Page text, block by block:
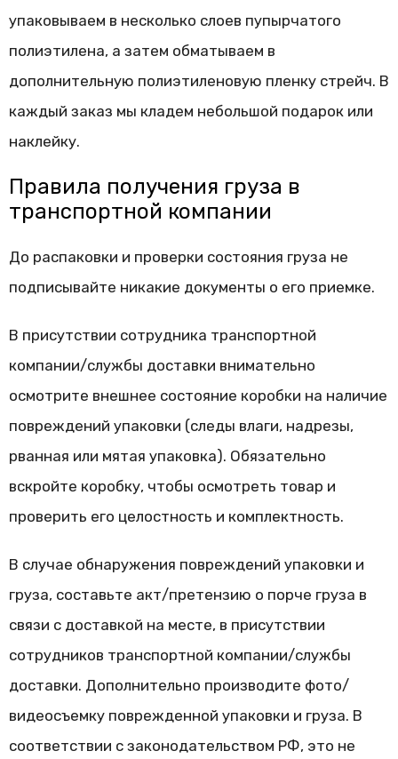
упаковываем в несколько слоев пупырчатого
полиэтилена, а затем обматываем в
дополнительную полиэтиленовую пленку стрейч. В
каждый заказ мы кладем небольшой подарок или
наклейку.
Правила получения груза в
транспортной компании
До распаковки и проверки состояния груза не
подписывайте никакие документы о его приемке.
В присутствии сотрудника транспортной
компании/службы доставки внимательно
осмотрите внешнее состояние коробки на наличие
повреждений упаковки (следы влаги, надрезы,
рванная или мятая упаковка). Обязательно
вскройте коробку, чтобы осмотреть товар и
проверить его целостность и комплектность.
В случае обнаружения повреждений упаковки и
груза, составьте акт/претензию о порче груза в
связи с доставкой на месте, в присутствии
сотрудников транспортной компании/службы
доставки. Дополнительно производите фото/
видеосъемку поврежденной упаковки и груза. В
соответствии с законодательством РФ, это не